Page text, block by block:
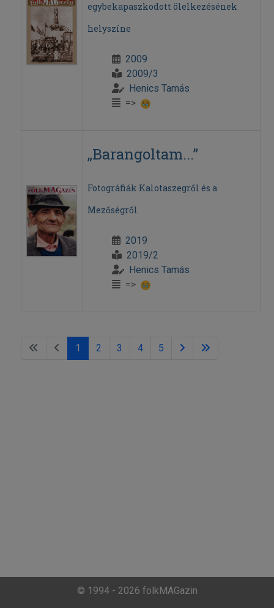
egybekapaszkodott ölelkezésének
helyszíne
2009
2009/3
Henics Tamás
=>
„Barangoltam...”
Fotográfiák Kalotaszegről és a
Mezőségről
2019
2019/2
Henics Tamás
=>
1 2 3 4 5
© 1994 - 2026 folkMAGazin